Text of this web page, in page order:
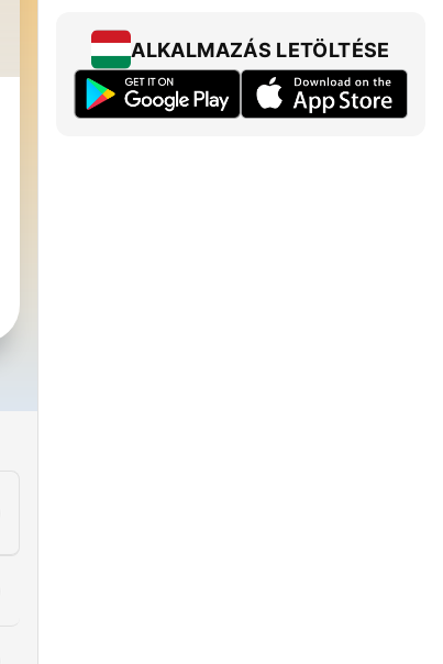
ALKALMAZÁS LETÖLTÉSE